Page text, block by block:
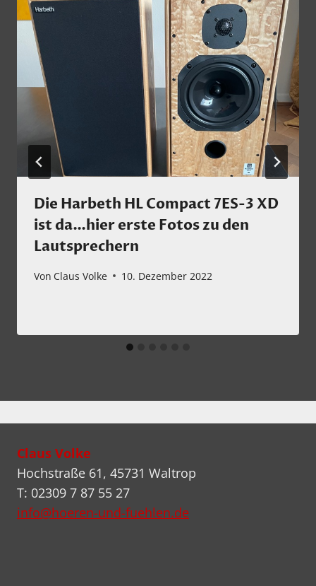
Die Harbeth HL Compact 7ES-3 XD
ist da…hier erste Fotos zu den
Lautsprechern
Von Claus Volke 10. Dezember 2022
Claus Volke
Hochstraße 61, 45731 Waltrop
T: 02309 7 87 55 27
info@hoeren-und-fuehlen.de